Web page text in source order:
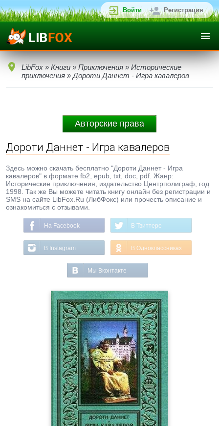
Войти Регистрация
LibFox » Книги » Приключения » Исторические
приключения » Дороти Даннет - Игра кавалеров
Авторские права
Дороти Даннет - Игра кавалеров
Здесь можно скачать бесплатно "Дороти Даннет - Игра
кавалеров" в формате fb2, epub, txt, doc, pdf. Жанр:
Исторические приключения, издательство Центрполиграф, год
1998. Так же Вы можете читать книгу онлайн без регистрации и
SMS на сайте LibFox.Ru (ЛибФокс) или прочесть описание и
ознакомиться с отзывами.
На Facebook В Твиттере
В Instagram В Одноклассниках
Мы Вконтакте